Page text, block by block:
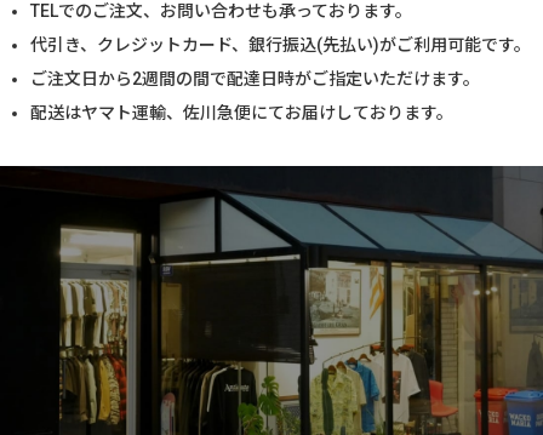
TELでのご注文、お問い合わせも承っております。
代引き、クレジットカード、銀行振込(先払い)がご利用可能です。
ご注文日から2週間の間で配達日時がご指定いただけます。
配送はヤマト運輸、佐川急便にてお届けしております。